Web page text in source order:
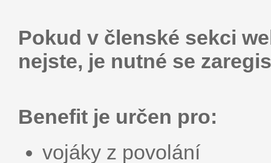
Pokud v členské sekci
nejste, je nutné se
Benefit je určen pro:
vojáky z povolání